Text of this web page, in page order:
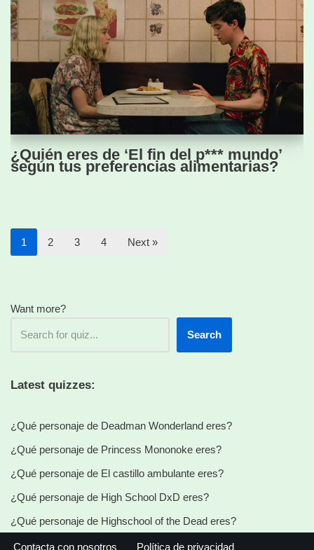
¿Quién eres de ‘El fin del p*** mundo’
según tus preferencias alimentarias?
1 2 3 4 Next »
Want more?
Search
Latest quizzes:
¿Qué personaje de Deadman Wonderland eres?
¿Qué personaje de Princess Mononoke eres?
¿Qué personaje de El castillo ambulante eres?
¿Qué personaje de High School DxD eres?
¿Qué personaje de Highschool of the Dead eres?
Contacta con nosotros Política de privacidad